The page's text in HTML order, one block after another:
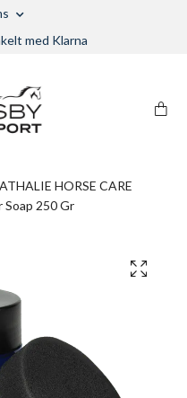
med Klarna
HORSE CARE
Soap 250 Gr